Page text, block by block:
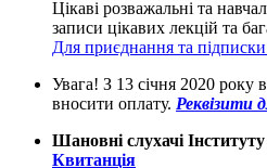
Цікаві розважальні та
записи цікавих лекцій та
Для приєднання та
Увага! З 13 січня 2020 року
вносити оплату. Реквізити
Шановні слухачі
Квитанція